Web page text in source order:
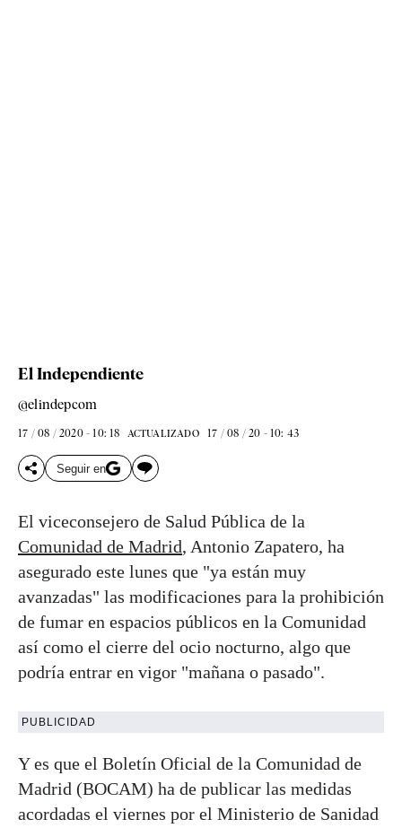
El Independiente
@elindepcom
17 / 08 / 2020 - 10: 18 ACTUALIZADO 17 / 08 / 20 - 10: 43
Seguir en
El viceconsejero de Salud Pública de la
Comunidad de Madrid, Antonio Zapatero, ha
asegurado este lunes que "ya están muy
avanzadas" las modificaciones para la prohibición
de fumar en espacios públicos en la Comunidad
así como el cierre del ocio nocturno, algo que
podría entrar en vigor "mañana o pasado".
PUBLICIDAD
Y es que el Boletín Oficial de la Comunidad de
Madrid (BOCAM) ha de publicar las medidas
acordadas el viernes por el Ministerio de Sanidad